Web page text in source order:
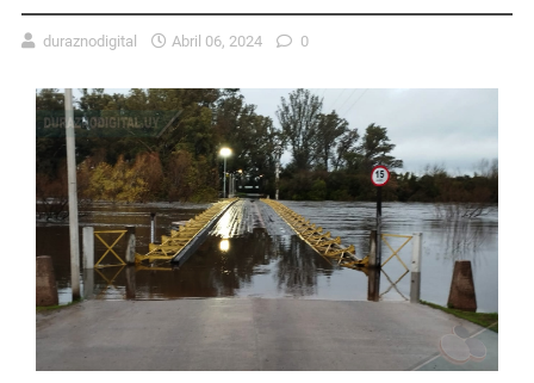
duraznodigital Abril 06, 2024 0